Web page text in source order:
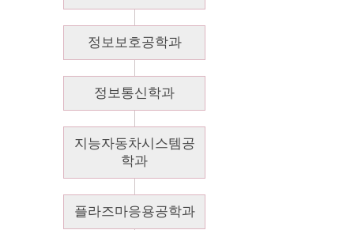
정보보호공학과
정보통신학과
지능자동차시스템공
학과
플라즈마응용공학과